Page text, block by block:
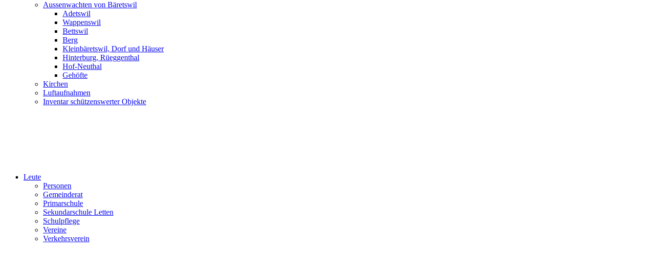
Aussenwachten von Bäretswil
Adetswil
Wappenswil
Bettswil
Berg
Kleinbäretswil, Dorf und Häuser
Hinterburg, Rüeggenthal
Hof-Neuthal
Gehöfte
Kirchen
Luftaufnahmen
Inventar schützenswerter Objekte
Leute
Personen
Gemeinderat
Primarschule
Sekundarschule Letten
Schulpflege
Vereine
Verkehrsverein